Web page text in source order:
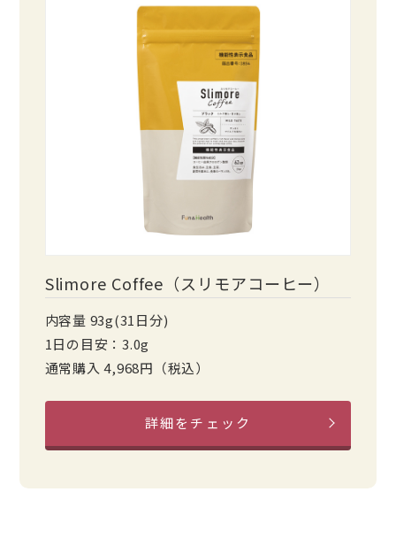
Slimore Coffee（スリモアコーヒー）
内容量 93g(31日分)
1日の目安：3.0g
通常購入 4,968円（税込）
詳細をチェック